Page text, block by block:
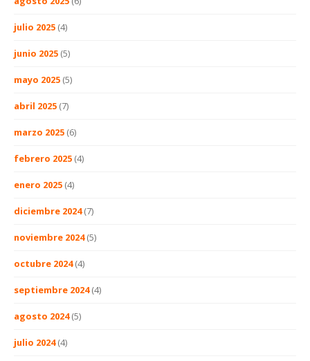
julio 2025 (4)
junio 2025 (5)
mayo 2025 (5)
abril 2025 (7)
marzo 2025 (6)
febrero 2025 (4)
enero 2025 (4)
diciembre 2024(7)
noviembre 2024(5)
octubre 2024(4)
septiembre 2024(4)
agosto 2024(5)
julio 2024(4)